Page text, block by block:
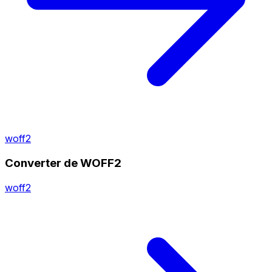
woff2
Converter de WOFF2
woff2